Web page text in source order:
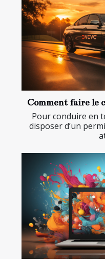
Comment faire le
Pour conduire en
disposer d’un